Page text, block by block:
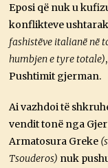
Eposi që nuk u
konflikteve
fashistëve italianë në
humbjen e tyre totale)
Pushtimit gjerman.
Ai vazhdoi të
vendit tonë nga
Armatosura Greke
Tsouderos) nuk